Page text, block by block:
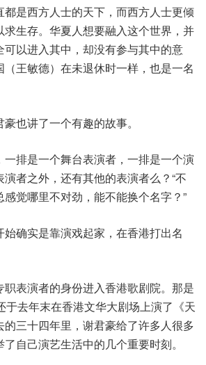
是西方人士的天下，而西方人士更倾
求生存。华夏人想要融入这个世界，并
以进入其中，却没有参与其中的意
王敏德）在未退休时一样，也是一名
也讲了一个有趣的故事。
排是一个舞台表演者，一排是一个演
演者之外，还有其他的表演者么？“不
觉哪里不对劲，能不能换个名字？”
确实是靠演戏起家，在香港打出名
表演者的身份进入香港歌剧院。那是
于去年末在香港文华大剧场上演了《天
三十四年里，谢君豪给了许多人很多
自己演艺生活中的几个重要时刻。